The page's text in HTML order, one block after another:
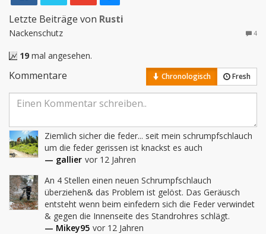
Letzte Beiträge von Rusti
Nackenschutz 4
19 mal angesehen.
Kommentare Chronologisch Fresh
Ziemlich sicher die feder... seit mein schrumpfschlauch
um die feder gerissen ist knackst es auch
— gallier vor 12 Jahren
An 4 Stellen einen neuen Schrumpfschlauch
überziehen& das Problem ist gelöst. Das Geräusch
entsteht wenn beim einfedern sich die Feder verwindet
& gegen die Innenseite des Standrohres schlägt.
— Mikey95 vor 12 Jahren